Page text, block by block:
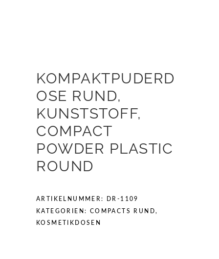
KOMPAKTPUDERD
OSE RUND,
KUNSTSTOFF,
COMPACT
POWDER PLASTIC
ROUND
ARTIKELNUMMER: DR-1109
KATEGORIEN: COMPACTS RUND,
KOSMETIKDOSEN